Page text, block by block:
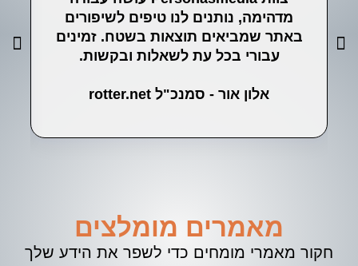
מדהימה, נותנים לנו טיפים לשיפורים
באתר שמביאים תוצאות בשטח. זמינים
עבורי בכל עת לשאלות ובקשות.
אלון אור - סמנכ"ל rotter.net
מאמרים מומלצים
חקור מאמרי מומחים כדי לשפר את הידע שלך